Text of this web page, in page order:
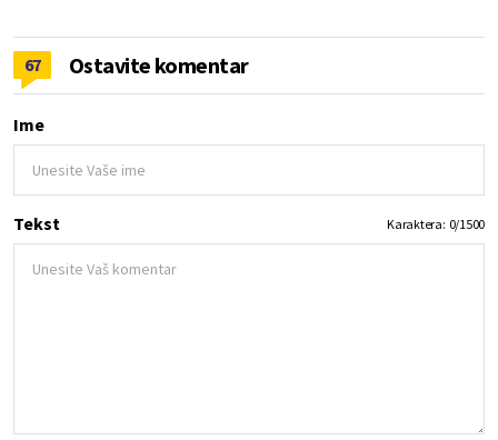
67 Ostavite komentar
Ime
Tekst Karaktera: 0/1500